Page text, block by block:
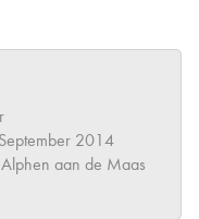
2014
aan de Maas